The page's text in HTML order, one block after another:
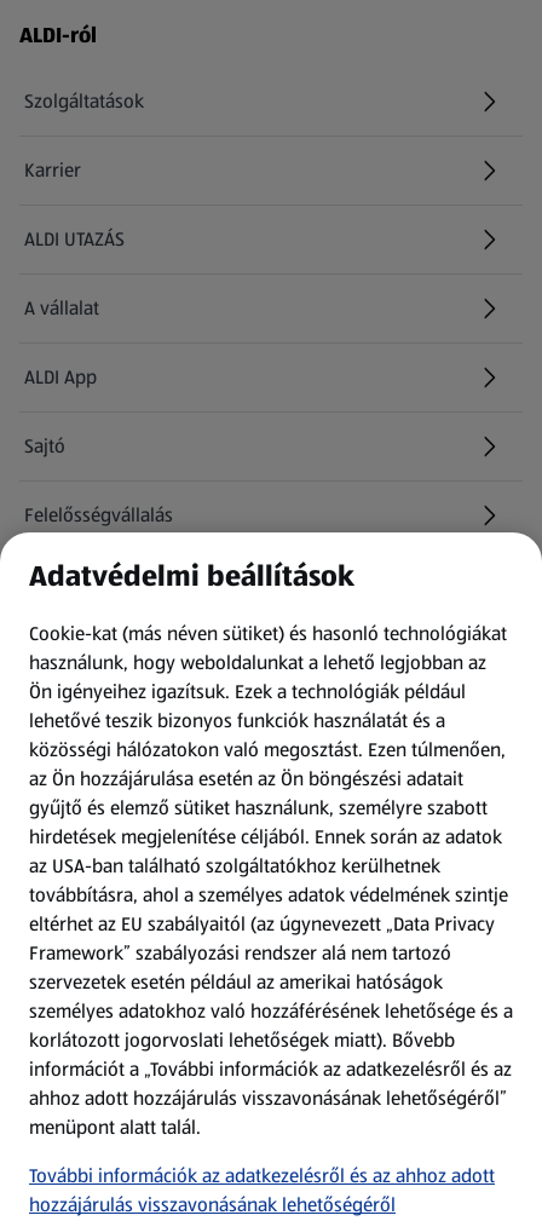
Láblécmenü - további linkek
ALDI-ról
Szolgáltatások
Karrier
(új oldalon nyílik meg)
ALDI UTAZÁS
(új oldalon nyílik meg)
A vállalat
ALDI App
Sajtó
Felelősségvállalás
Információk
Kérdőív
Fizetési lehetőségek
ALDI utalványok
Árcsökkentés
Adattörlő alkalmazás
Szervizpont
(új oldalon nyílik meg)
Fedezz fel minket az interneten!
Töltsd le az ALDI Magyarország applikációt!
Adatvédelmi beállítások
Cookie-kat (más néven sütiket) és hasonló technológiákat
használunk, hogy weboldalunkat a lehető legjobban az
Ön igényeihez igazítsuk. Ezek a technológiák például
lehetővé teszik bizonyos funkciók használatát és a
közösségi hálózatokon való megosztást. Ezen túlmenően,
az Ön hozzájárulása esetén az Ön böngészési adatait
gyűjtő és elemző sütiket használunk, személyre szabott
hirdetések megjelenítése céljából. Ennek során az adatok
az USA-ban található szolgáltatókhoz kerülhetnek
továbbításra, ahol a személyes adatok védelmének szintje
eltérhet az EU szabályaitól (az úgynevezett „Data Privacy
Framework” szabályozási rendszer alá nem tartozó
szervezetek esetén például az amerikai hatóságok
személyes adatokhoz való hozzáférésének lehetősége és a
korlátozott jogorvoslati lehetőségek miatt). Bővebb
információt a „További információk az adatkezelésről és az
ahhoz adott hozzájárulás visszavonásának lehetőségéről”
menüpont alatt talál.
További információk az adatkezelésről és az ahhoz adott
hozzájárulás visszavonásának lehetőségéről